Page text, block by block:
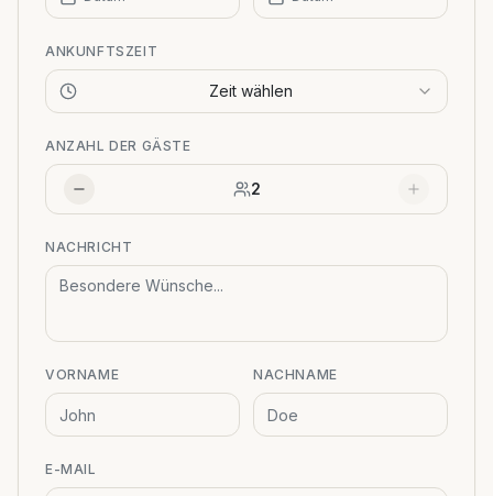
ANKUNFTSZEIT
Zeit wählen
ANZAHL DER GÄSTE
2
NACHRICHT
VORNAME NACHNAME
E-MAIL